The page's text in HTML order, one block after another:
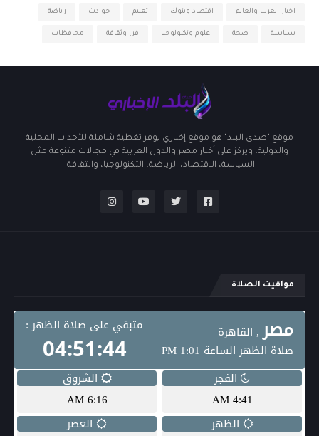
اخبار العرب والعالم اقتصاد وبنوك تعليم حوادث رياضة
سياسة صحة علوم وتكنولوجيا فن وثقافة محافظات
موقع "صدى البلد" هو موقع إخباري يوفر تغطية شاملة للأحداث المحلية
والدولية، ويركز على أخبار مصر والدول العربية في مجالات متنوعة مثل
السياسة، الاقتصاد، الرياضة، التكنولوجيا، والثقافة.
مواقيت الصلاة